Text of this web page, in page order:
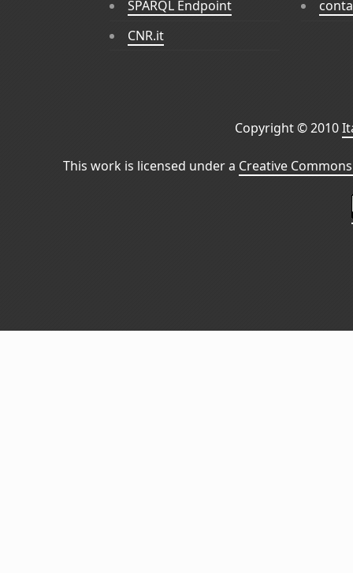
SPARQL Endpoint
CNR.it
Copyright © 2010
This work is licensed under a Creative